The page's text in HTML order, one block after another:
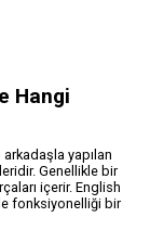
Hangi
arkadaşla yapılan
Genellikle bir
içerir. English
fonksiyonelliği bir